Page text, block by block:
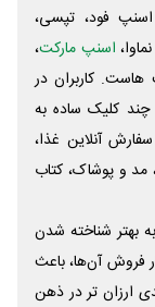
فود، تپسی،
اسنپ مارکت،
‌هاست. کاربران در
چند کلیک ساده به
آنلاین غذا،
مد و پوشاک، کتاب
بهتر شناخته شدن
فروش آن‌ها، باعث
ارزان تر در ذهن